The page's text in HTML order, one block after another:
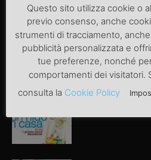
ARTICOLI POPOLARI
Questo sito utilizza cookie o
previo consenso, anche
strumenti di tracciamento,
pubblicità personalizzata e
tue preferenze, nonché
comportamenti dei visitatori.
consulta la Cookie Policy